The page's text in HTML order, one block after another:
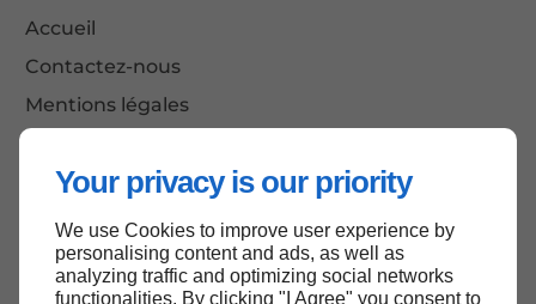
Your privacy is our priority
We use Cookies to improve user experience by
personalising content and ads, as well as
analyzing traffic and optimizing social networks
functionalities. By clicking "I Agree" you consent to
Accueil
Contactez-nous
Mentions légales
Haut de page